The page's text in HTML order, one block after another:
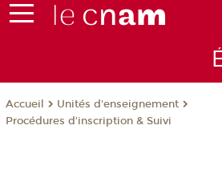
Accueil
Unités d'enseignement
Procédures d’inscription & Suivi